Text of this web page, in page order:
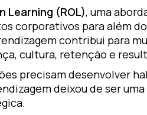
Learning (ROL), uma
corporativos para além
contribui para
cultura, retenção e
precisam desenvolver
deixou de ser